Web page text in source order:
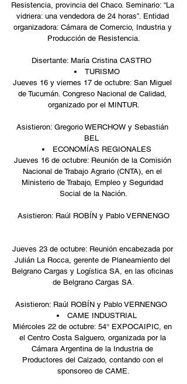
Resistencia, provincia del Chaco. Seminario: “La
vidriera: una vendedora de 24 horas”. Entidad
organizadora: Cámara de Comercio, Industria y
Producción de Resistencia.
Disertante: María Cristina CASTRO
TURISMO
Jueves 16 y viernes 17 de octubre: San Miguel
de Tucumán. Congreso Nacional de Calidad,
organizado por el MINTUR.
Asistieron: Gregorio WERCHOW y Sebastián
BEL
ECONOMÍAS REGIONALES
Jueves 16 de octubre: Reunión de la Comisión
Nacional de Trabajo Agrario (CNTA), en el
Ministerio de Trabajo, Empleo y Seguridad
Social de la Nación.
Asistieron: Raúl ROBÍN y Pablo VERNENGO
Jueves 23 de octubre: Reunión encabezada por
Julián La Rocca, gerente de Planeamiento del
Belgrano Cargas y Logística SA, en las oficinas
de Belgrano Cargas SA.
Asistieron: Raúl ROBÍN y Pablo VERNENGO
CAME INDUSTRIAL
Miércoles 22 de octubre: 54° EXPOCAIPIC, en
el Centro Costa Salguero, organizada por la
Cámara Argentina de la Industria de
Productores del Calzado, contando con el
sponsoreo de CAME.